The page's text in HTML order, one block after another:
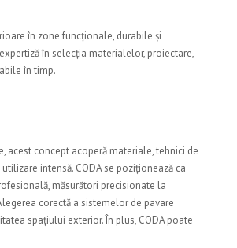
în zone funcționale, durabile și
în selecția materialelor, proiectare,
în timp.
acest concept acoperă materiale, tehnici de
intensă. CODA se poziționează ca
măsurători precisionate la
corectă a sistemelor de pavare
spațiului exterior. În plus, CODA poate